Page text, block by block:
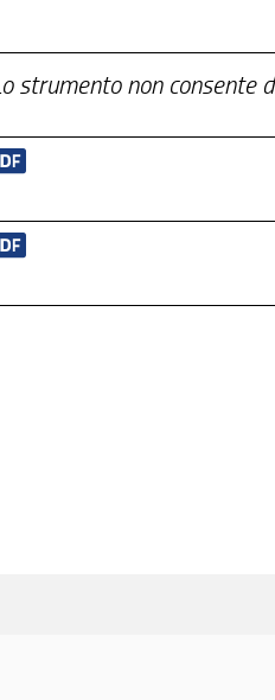
strumento non consente